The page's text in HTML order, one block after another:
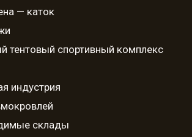
— каток
тентовый спортивный комплекс
индустрия
склады